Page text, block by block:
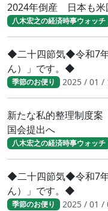
2024年倒産 日本も米
八木宏之の経済時事ウォッチ
◆二十四節気◆令和7
ん）」です。◆
季節のお便り 2025 / 01 /
新たな私的整理制度案
国会提出へ
八木宏之の経済時事ウォッチ
◆二十四節気◆令和7
ん）」です。◆
季節のお便り 2025 / 01 /